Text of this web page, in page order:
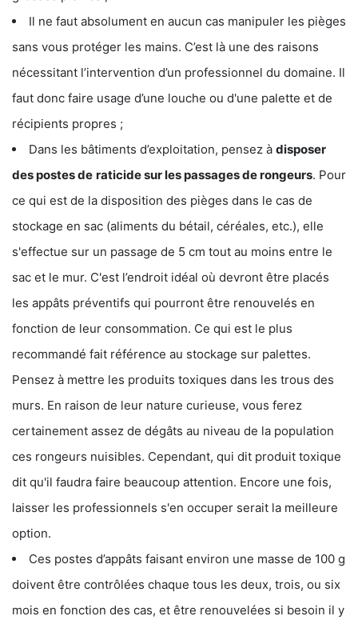
Il ne faut absolument en aucun cas manipuler les pièges
sans vous protéger les mains. C’est là une des raisons
nécessitant l’intervention d’un professionnel du domaine. Il
faut donc faire usage d’une louche ou d'une palette et de
récipients propres ;
Dans les bâtiments d’exploitation, pensez à disposer
des postes de raticide sur les passages de rongeurs. Pour
ce qui est de la disposition des pièges dans le cas de
stockage en sac (aliments du bétail, céréales, etc.), elle
s'effectue sur un passage de 5 cm tout au moins entre le
sac et le mur. C'est l’endroit idéal où devront être placés
les appâts préventifs qui pourront être renouvelés en
fonction de leur consommation. Ce qui est le plus
recommandé fait référence au stockage sur palettes.
Pensez à mettre les produits toxiques dans les trous des
murs. En raison de leur nature curieuse, vous ferez
certainement assez de dégâts au niveau de la population
ces rongeurs nuisibles. Cependant, qui dit produit toxique
dit qu'il faudra faire beaucoup attention. Encore une fois,
laisser les professionnels s'en occuper serait la meilleure
option.
Ces postes d’appâts faisant environ une masse de 100 g
doivent être contrôlées chaque tous les deux, trois, ou six
mois en fonction des cas, et être renouvelées si besoin il y